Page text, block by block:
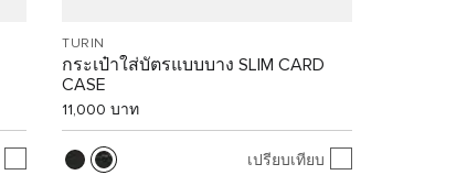
TURIN
กระเป๋าใส่บัตรแบบบาง SLIM CARD
CASE
11,000 บาท
เปรียบเทียบ